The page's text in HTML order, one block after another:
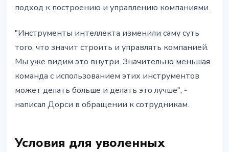
подход к построению и управлению компаниями.
"Инструменты интеллекта изменили саму суть
того, что значит строить и управлять компанией.
Мы уже видим это внутри. Значительно меньшая
команда с использованием этих инструментов
может делать больше и делать это лучше", -
написал Дорси в обращении к сотрудникам.
Условия для уволенных